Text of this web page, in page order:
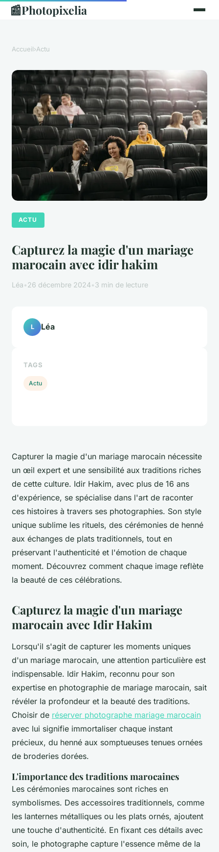
📰Photopixelia
Accueil›Actu
ACTU
Capturez la magie d'un mariage
marocain avec idir hakim
Léa•26 décembre 2024•3 min de lecture
Capturer la magie d'un mariage marocain nécessite
un œil expert et une sensibilité aux traditions riches
de cette culture. Idir Hakim, avec plus de 16 ans
d'expérience, se spécialise dans l'art de raconter
ces histoires à travers ses photographies. Son style
unique sublime les rituels, des cérémonies de henné
aux échanges de plats traditionnels, tout en
préservant l'authenticité et l'émotion de chaque
moment. Découvrez comment chaque image reflète
la beauté de ces célébrations.
Capturez la magie d'un mariage
marocain avec Idir Hakim
Lorsqu'il s'agit de capturer les moments uniques
d'un mariage marocain, une attention particulière est
indispensable. Idir Hakim, reconnu pour son
expertise en photographie de mariage marocain, sait
révéler la profondeur et la beauté des traditions.
Choisir de réserver photographe mariage marocain
avec lui signifie immortaliser chaque instant
précieux, du henné aux somptueuses tenues ornées
de broderies dorées.
L'importance des traditions marocaines
Les cérémonies marocaines sont riches en
symbolismes. Des accessoires traditionnels, comme
les lanternes métalliques ou les plats ornés, ajoutent
une touche d'authenticité. En fixant ces détails avec
soin, le photographe capture l'essence même de la
L Léa
TAGS
Actu